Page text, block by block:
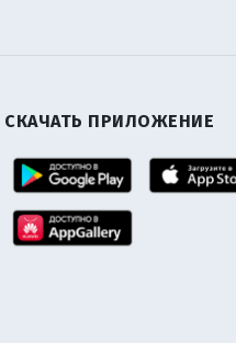
СКАЧАТЬ ПРИЛОЖЕНИЕ